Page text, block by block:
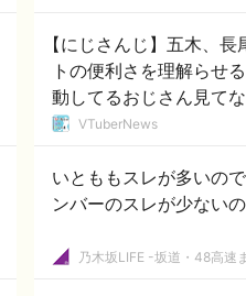
【にじさんじ】五木、
トの便利さを理解らせ
動してるおじさん見て
VTuberNews
いとももスレが多いの
ンバーのスレが少ない
乃木坂LIFE -坂道・48高速